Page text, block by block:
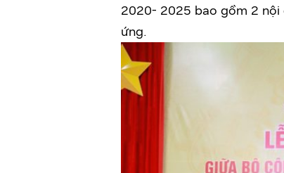
2020- 2025 bao gồm 2 nội
ứng.